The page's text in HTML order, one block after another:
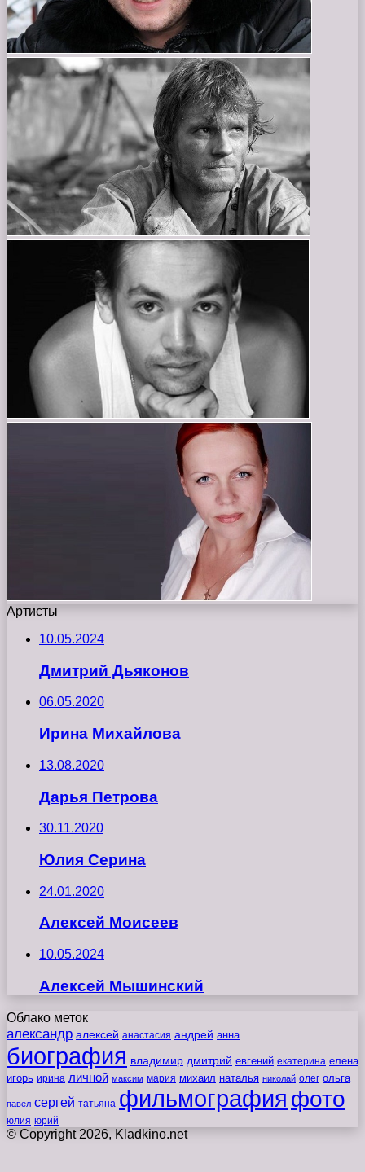
Артисты
10.05.2024
Дмитрий Дьяконов
06.05.2020
Ирина Михайлова
13.08.2020
Дарья Петрова
30.11.2020
Юлия Серина
24.01.2020
Алексей Моисеев
10.05.2024
Алексей Мышинский
Облако меток
александр алексей анастасия андрей анна
биография владимир дмитрий евгений екатерина елена
игорь ирина личной максим мария михаил наталья николай олег ольга
павел сергей татьяна фильмография фото
юлия юрий
© Copyright 2026, Kladkino.net